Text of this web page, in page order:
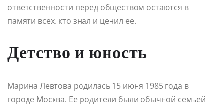
ответственности перед обществом остаются в
памяти всех, кто знал и ценил ее.
Детство и юность
Марина Левтова родилась 15 июня 1985 года в
городе Москва. Ее родители были обычной семьей